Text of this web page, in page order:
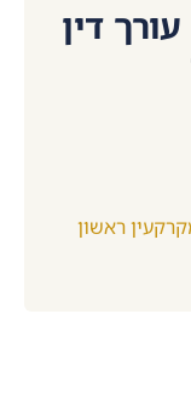
דין
ראשון